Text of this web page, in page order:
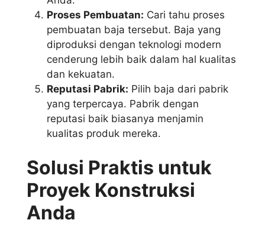
Proses Pembuatan: Cari tahu proses
pembuatan baja tersebut. Baja yang
diproduksi dengan teknologi modern
cenderung lebih baik dalam hal kualitas
dan kekuatan.
Reputasi Pabrik: Pilih baja dari pabrik
yang terpercaya. Pabrik dengan
reputasi baik biasanya menjamin
kualitas produk mereka.
Solusi Praktis untuk
Proyek Konstruksi
Anda